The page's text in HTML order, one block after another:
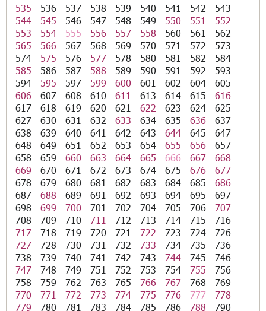
535
536 537 538 539 540 541 542
543
544
545 546 547 548 549 550 551
552
553
554 555 556 557 558 560 561
562
565
566 567 568 569 570 571 572
573
574
575 576 577 578 580 581 582
584
585
586 587 588 589 590 591 592
593
594
595 597 599 600 601 602 604
605
606
607 608 610 611 613 614 615
616
617
618 619 620 621 622 623 624
625
627
630 631 632 633 634 635 636
637
638
639 640 641 642 643 644 645
647
648
649 651 652 653 654 655 656
657
658
659 660 663 664 665 666 667
668
669
670 671 672 673 674 675 676
677
678
679 680 681 682 683 684 685
686
687
688 689 691 692 693 694 695
697
698
699 700 701 702 704 705 706
707
708
709 710 711 712 713 714 715
716
717
718 719 720 721 722 723 724
726
727
728 730 731 732 733 734 735
736
738
739 740 741 742 743 744 745
746
747
748 749 751 752 753 754 755
756
758
759 762 763 765 766 767 768
769
770
771 772 773 774 775 776 777
778
779
780 781 783 784 785 786 788
790